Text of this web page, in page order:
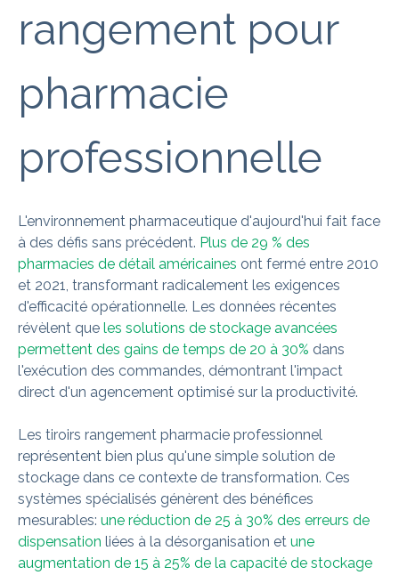
rangement pour
pharmacie
professionnelle
L'environnement pharmaceutique d'aujourd'hui fait face
à des défis sans précédent. Plus de 29 % des
pharmacies de détail américaines ont fermé entre 2010
et 2021, transformant radicalement les exigences
d'efficacité opérationnelle. Les données récentes
révèlent que les solutions de stockage avancées
permettent des gains de temps de 20 à 30% dans
l'exécution des commandes, démontrant l'impact
direct d'un agencement optimisé sur la productivité.
Les tiroirs rangement pharmacie professionnel
représentent bien plus qu'une simple solution de
stockage dans ce contexte de transformation. Ces
systèmes spécialisés génèrent des bénéfices
mesurables: une réduction de 25 à 30% des erreurs de
dispensation liées à la désorganisation et une
augmentation de 15 à 25% de la capacité de stockage